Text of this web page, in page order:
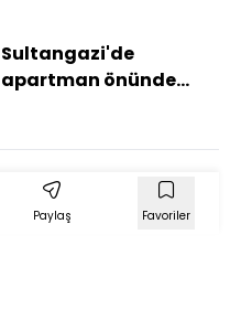
Sultangazi'de
apartman önünde
yakalandı
Paylaş Favoriler